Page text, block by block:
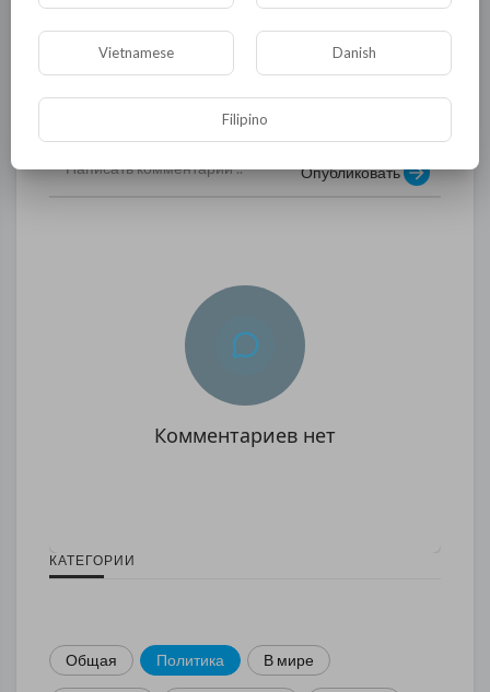
немногие.
Опубликовать
Комментариев нет
КАТЕГОРИИ
Общая Политика В мире
Vietnamese Danish
Filipino